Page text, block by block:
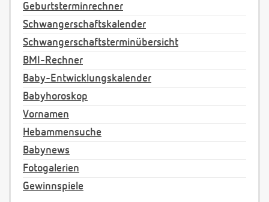
Geburtsterminrechner
Schwangerschaftskalender
Schwangerschaftsterminübersicht
BMI-Rechner
Baby-Entwicklungskalender
Babyhoroskop
Vornamen
Hebammensuche
Babynews
Fotogalerien
Gewinnspiele